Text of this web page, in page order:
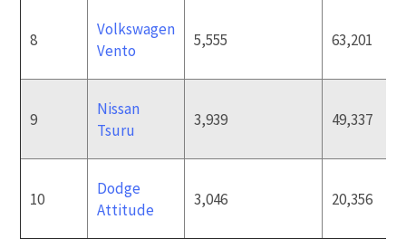
8
Volkswagen
Vento
5,555 63,201
9
Nissan
Tsuru
3,939 49,337
10
Dodge
Attitude
3,046 20,356